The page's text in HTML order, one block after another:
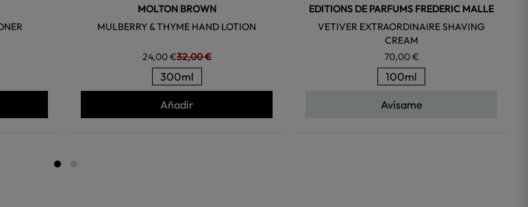
MOLTON BROWN
MULBERRY & THYME HAND LOTION
24,00 €32,00 €
300ml
Añadir
EDITIONS DE PARFUMS FREDERIC MALLE
VETIVER EXTRAORDINAIRE SHAVING
CREAM
70,00 €
100ml
Avísame